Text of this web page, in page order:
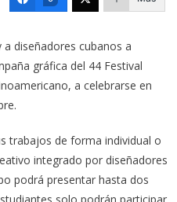
diseñadores cubanos a
gráfica del 44 Festival
a celebrarse en
trabajos de forma individual o
integrado por diseñadores
podrá presentar hasta dos